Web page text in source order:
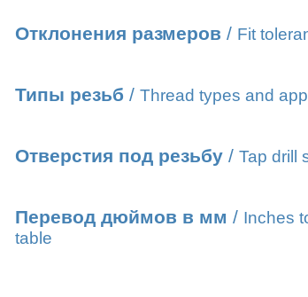
Отклонения размеров / Fit
Типы резьб / Thread types and
Отверстия под резьбу / Tap drill
Перевод дюймов в мм / Inches
table